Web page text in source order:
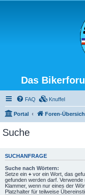
Das
FAQ Knuffel
Portal Foren-
Suche
SUCHANFRAGE
Suche nach Wörtern:
Setze ein + vor ein Wort, das
gefunden werden darf.
Klammer, wenn nur eines der
Platzhalter für teilweise